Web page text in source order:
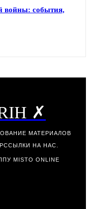
войны: события,
✗
МАТЕРИАЛОВ
НА НАС.
MISTO ONLINE